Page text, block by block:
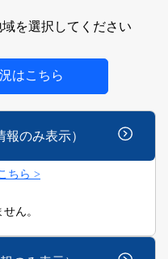
域を選択してください
はこちら
のみ表示）
ちら >
ん。